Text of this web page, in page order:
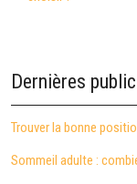
Dernières
Trouver la bonne
Sommeil adulte :